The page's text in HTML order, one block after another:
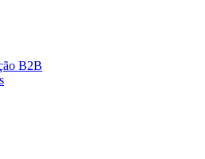
B2B